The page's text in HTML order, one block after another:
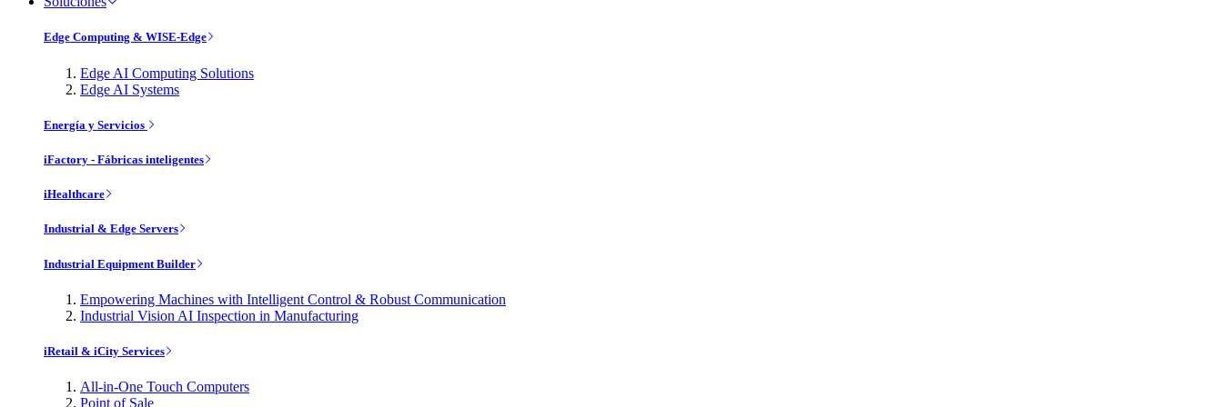
Edge Computing & WISE-Edge
Edge AI Computing Solutions
Edge AI Systems
Energía y Servicios
iFactory - Fábricas inteligentes
iHealthcare
Industrial & Edge Servers
Industrial Equipment Builder
Empowering Machines with Intelligent Control & Robust Communication
Industrial Vision AI Inspection in Manufacturing
iRetail & iCity Services
All-in-One Touch Computers
Point of Sale